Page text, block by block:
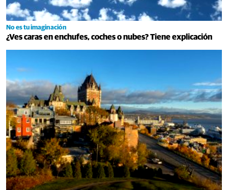
No es tu imaginación
¿Ves caras en enchufes, coches o nubes? Tiene explicación